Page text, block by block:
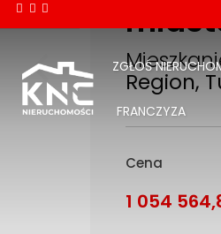
ZGŁOŚ
FRANCZYZA
Region,
Cena
1 054